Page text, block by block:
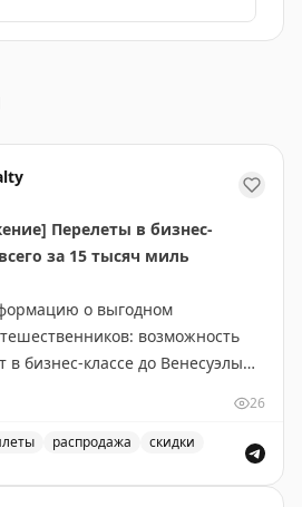
Перелеты в бизнес-
за 15 тысяч миль
о выгодном
возможность
в бизнес-классе до Венесуэлы
авиакомпании. Такие
редко и позволяют
26
распродажа
скидки